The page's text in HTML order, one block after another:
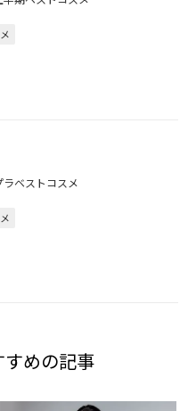
ベストコスメ
めの記事